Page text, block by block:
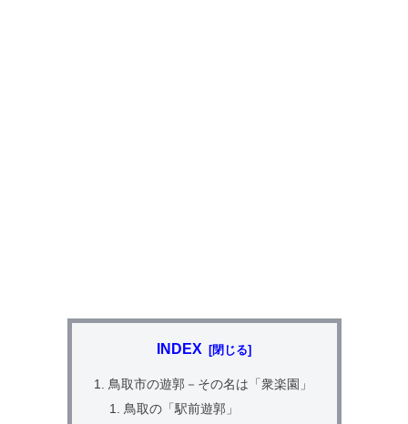
INDEX
鳥取市の遊郭－その名は「衆楽園」
鳥取の「駅前遊郭」